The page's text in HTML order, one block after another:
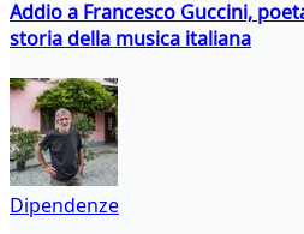
Addio a Francesco Guccini,
storia della musica italiana
Dipendenze